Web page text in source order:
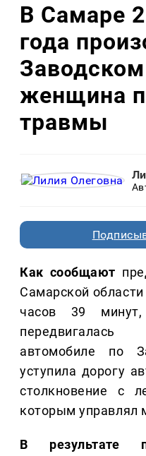
В Самаре
года
женщина
травмы
Как сообщают
Самарской
часов 39
автомобиле по
уступила дорогу
столкновение с
которым управлял
В результате